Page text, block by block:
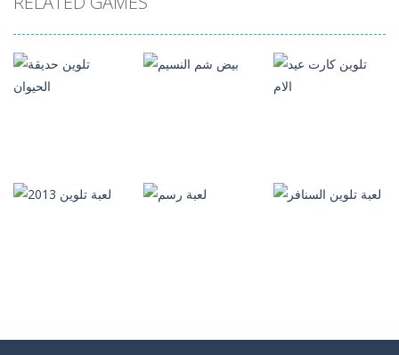
العاب تلوين العاب تلوين
العاب تلوين العاب تلوين العاب تلوين